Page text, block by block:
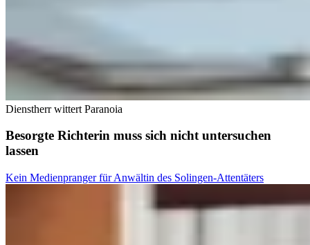
Dienstherr wittert Paranoia
Besorgte Richterin muss sich nicht untersuchen
lassen
Kein Medienpranger für Anwältin des Solingen-Attentäters